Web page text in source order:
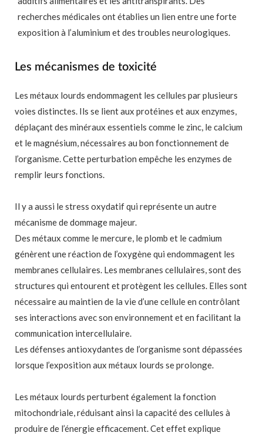
recherches médicales ont établies un lien entre une forte
exposition à l’aluminium et des troubles neurologiques.
Les mécanismes de toxicité
Les métaux lourds endommagent les cellules par plusieurs
voies distinctes. Ils se lient aux protéines et aux enzymes,
déplaçant des minéraux essentiels comme le zinc, le calcium
et le magnésium, nécessaires au bon fonctionnement de
l’organisme. Cette perturbation empêche les enzymes de
remplir leurs fonctions.
Il y a aussi le stress oxydatif qui représente un autre
mécanisme de dommage majeur.
Des métaux comme le mercure, le plomb et le cadmium
génèrent une réaction de l’oxygène qui endommagent les
membranes cellulaires. Les membranes cellulaires, sont des
structures qui entourent et protègent les cellules. Elles sont
nécessaire au maintien de la vie d’une cellule en contrôlant
ses interactions avec son environnement et en facilitant la
communication intercellulaire.
Les défenses antioxydantes de l’organisme sont dépassées
lorsque l’exposition aux métaux lourds se prolonge.
Les métaux lourds perturbent également la fonction
mitochondriale, réduisant ainsi la capacité des cellules à
produire de l’énergie efficacement. Cet effet explique